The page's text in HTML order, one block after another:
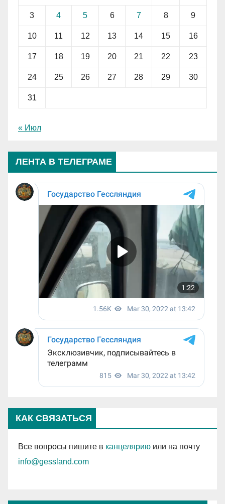
3 4 5 6 7 8 9
10 11 12 13 14 15 16
17 18 19 20 21 22 23
24 25 26 27 28 29 30
31
« Июл
ЛЕНТА В ТЕЛЕГРАМЕ
КАК СВЯЗАТЬСЯ
Все вопросы пишите в канцелярию или на почту
info@gessland.com